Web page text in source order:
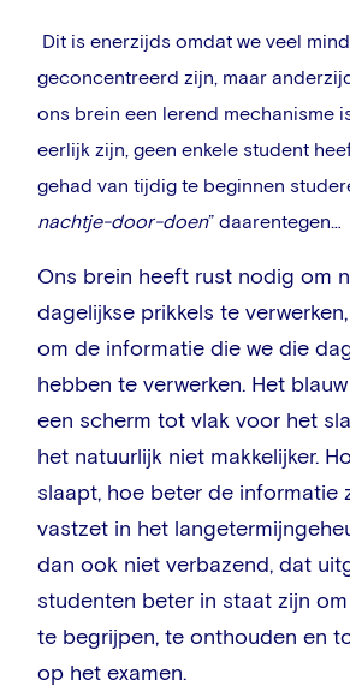
Dit is enerzijds omdat we veel
geconcentreerd zijn, maar
ons brein een lerend mechanisme
eerlijk zijn, geen enkele student
gehad van tijdig te beginnen
nachtje-door-doen” daarentegen…
Ons brein heeft rust nodig om
dagelijkse prikkels te
om de informatie die we die
hebben te verwerken. Het
een scherm tot vlak voor het
het natuurlijk niet makkelijker.
slaapt, hoe beter de informatie
vastzet in het
dan ook niet verbazend, dat
studenten beter in staat zijn
te begrijpen, te onthouden en
op het examen.